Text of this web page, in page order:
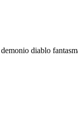
demonio diablo